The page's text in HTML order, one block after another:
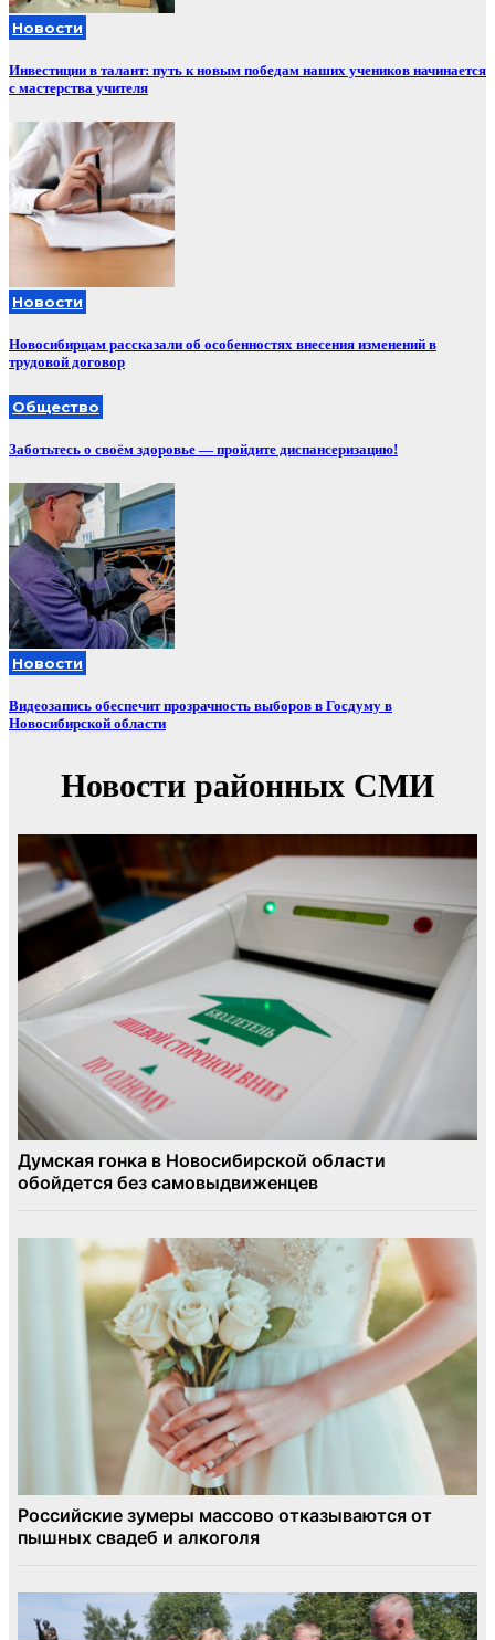
Новости
Инвестиции в талант: путь к новым победам наших учеников начинается
с мастерства учителя
Новости
Новосибирцам рассказали об особенностях внесения изменений в
трудовой договор
Общество
Заботьтесь о своём здоровье — пройдите диспансеризацию!
Новости
Видеозапись обеспечит прозрачность выборов в Госдуму в
Новосибирской области